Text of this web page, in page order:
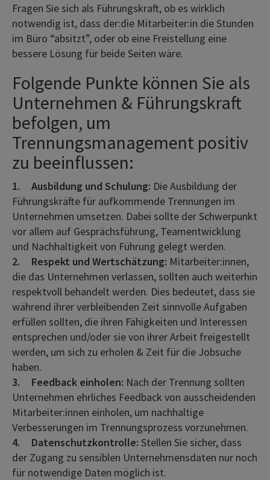
Fragen Sie sich als Führungskraft, ob es wirklich
notwendig ist, dass der:die Mitarbeiter:in die Stunden
im Büro “absitzt”, oder ob eine Freistellung eine
bessere Lösung für beide Seiten wäre.
Folgende Punkte können Sie als
Unternehmen & Führungskraft
befolgen, um
Trennungsmanagement positiv
zu beeinflussen:
1. Ausbildung und Schulung: Die Ausbildung der
Führungskräfte für aufkommende Trennungen im
Unternehmen umsetzen. Dabei sollte der Schwerpunkt
vor allem auf Gesprächsführung, Teamentwicklung
und Nachhaltigkeit von Führung gelegt werden.
2.
Respekt und Wertschätzung: Mitarbeiter:innen,
die das Unternehmen verlassen, sollten auch weiterhin
respektvoll behandelt werden. Dies bedeutet, dass sie
während ihrer verbleibenden Zeit sinnvolle Aufgaben
erfüllen sollten, die ihren Fähigkeiten und Interessen
entsprechen und/oder sie von ihrer Arbeit freigestellt
werden, um sich zu erholen & Zeit für die Jobsuche
haben.
3.
Feedback einholen: Nach der Trennung sollten
Unternehmen ehrliches Feedback von ausscheidenden
Mitarbeiter:innen einholen, um nachhaltige
Verbesserungen im Trennungsprozess vorzunehmen.
4.
Datenschutzkontrolle: Stellen Sie sicher, dass
der Zugang zu sensiblen Unternehmensdaten nur noch
für notwendige Daten möglich ist.